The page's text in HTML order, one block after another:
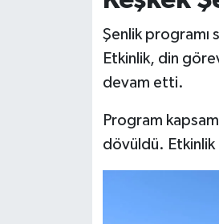
Şenlik programı
Etkinlik, din
devam etti.
Program
dövüldü. Etkinlik